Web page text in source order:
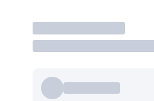
İşlem Yap